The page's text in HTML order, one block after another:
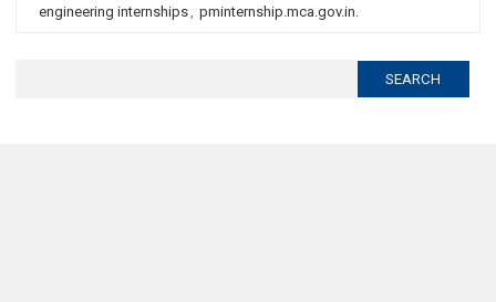
engineering internships, pminternship.mca.gov.in.